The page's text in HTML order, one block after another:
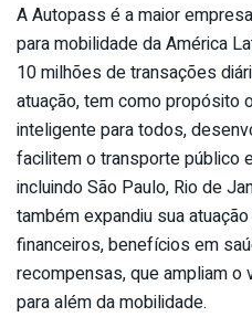
A Autopass é a maior
para mobilidade da América
10 milhões de transações
atuação, tem como propósito
inteligente para todos,
facilitem o transporte público
incluindo São Paulo, Rio de
também expandiu sua
financeiros, benefícios em
recompensas, que ampliam
para além da mobilidade.